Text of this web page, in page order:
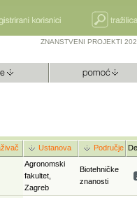
ZNANSTVENI PROJEKTI
Ustanova Područje
Agronomski
fakultet,
Zagreb
Biotehničke
znanosti